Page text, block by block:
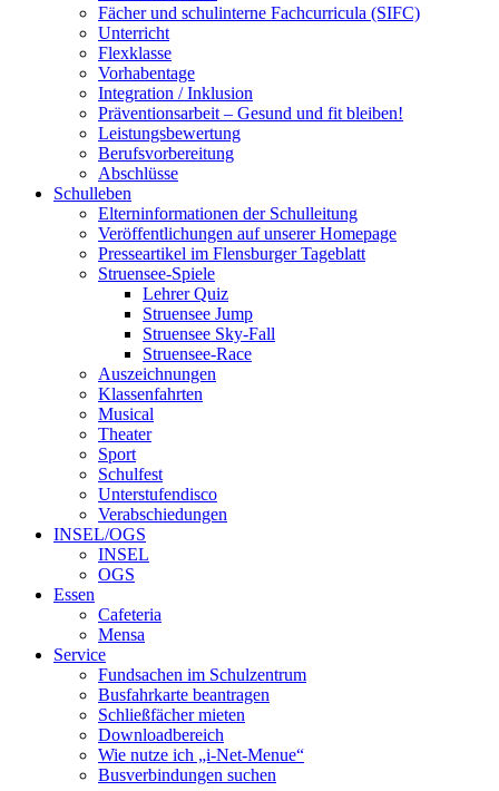
Fächer und schulinterne Fachcurricula (SIFC)
Unterricht
Flexklasse
Vorhabentage
Integration / Inklusion
Präventionsarbeit – Gesund und fit bleiben!
Leistungsbewertung
Berufsvorbereitung
Abschlüsse
Schulleben
Elterninformationen der Schulleitung
Veröffentlichungen auf unserer Homepage
Presseartikel im Flensburger Tageblatt
Struensee-Spiele
Lehrer Quiz
Struensee Jump
Struensee Sky-Fall
Struensee-Race
Auszeichnungen
Klassenfahrten
Musical
Theater
Sport
Schulfest
Unterstufendisco
Verabschiedungen
INSEL/OGS
INSEL
OGS
Essen
Cafeteria
Mensa
Service
Fundsachen im Schulzentrum
Busfahrkarte beantragen
Schließfächer mieten
Downloadbereich
Wie nutze ich „i-Net-Menue“
Busverbindungen suchen